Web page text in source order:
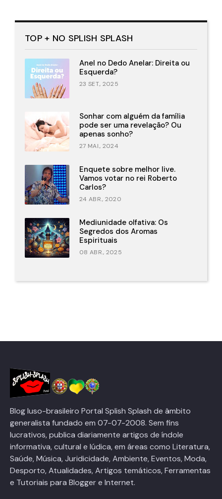
TOP + NO SPLISH SPLASH
Anel no Dedo Anelar: Direita ou
Esquerda?
23 SET., 2025
Sonhar com alguém da família
pode ser uma revelação? Ou
apenas sonho?
27 MAI., 2024
Enquete sobre melhor live.
Vamos votar no rei Roberto
Carlos?
24 ABR., 2020
Mediunidade olfativa: Os
Segredos dos Aromas
Espirituais
08 ABR., 2025
Blog luso-brasileiro Portal Splish Splash de âmbito
generalista fundado em 07-07-2008. Sem fins
lucrativos, publica diariamente artigos de índole
informativa, cultural e lúdica, em áreas como Literatura,
Saúde, Música, Juridicidade, Ambiente, Eventos, Moda,
Desporto, Atualidades, Artigos temáticos, Ferramentas
e Tutoriais para Blogger e Internet.